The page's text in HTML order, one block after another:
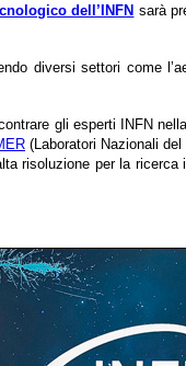
dell’INFN sarà
diversi settori come
gli esperti INFN
(Laboratori Nazionali
risoluzione per la